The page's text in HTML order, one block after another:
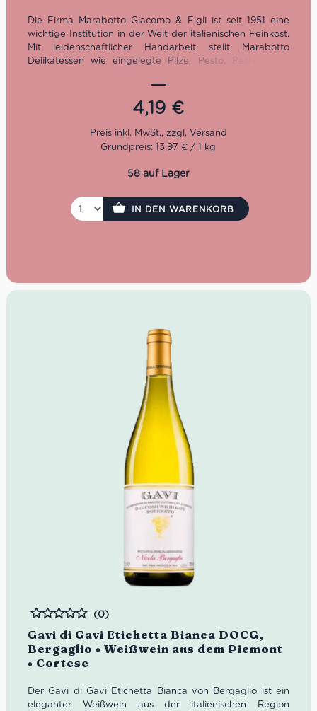
Die Firma Marabotto Giacomo & Figli ist seit 1951 eine
wichtige Institution in der Welt der italienischen Feinkost.
Mit leidenschaftlicher Handarbeit stellt Marabotto
Delikatessen wie eingelegte Pilze, Pesto, Pasta, Sugo
Tomatensauce mit Thunfisch erfreut sich größter
Nun in dritter Generation geführt, steht der Auswahl von
hochwertigen sowie natürlichen Zutaten im Vordergrund.
Denn nur mit dem Auge für erstklassige Qualität kann
der hohe Anspruch über eine so lange Zeitspanne erfüllt
werden. Dafür setzt man bei Marabotto ganz bewusst
den Schwerpunkt auf die Tradition der regionalen Küche
von Piemont und Ligurien.
4,19 €
Grundpreis: 13,97 € / 1 kg
58 auf Lager
IN DEN WARENKORB
Gavi di Gavi Etichetta Bianca DOCG,
Bergaglio • Weißwein aus dem Piemont
• Cortese
Bewertet
(0)
Der Gavi di Gavi Etichetta Bianca von Bergaglio ist ein
eleganter Weißwein aus der italienischen Region